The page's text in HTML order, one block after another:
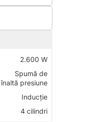
2.600 W
Spumă de
înaltă presiune
Inducţie
4 cilindri